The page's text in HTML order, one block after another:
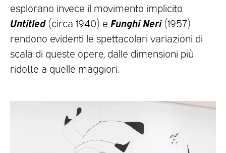
esplorano invece il movimento implicito.
Untitled(circa 1940) e Funghi Neri(1957)
rendono evidenti le spettacolari variazioni di
scala di queste opere, dalle dimensioni più
ridotte a quelle maggiori.